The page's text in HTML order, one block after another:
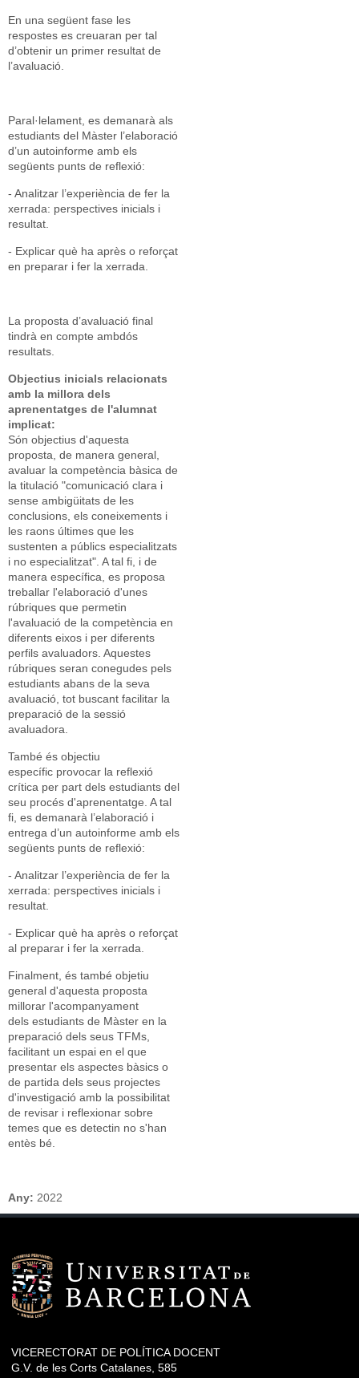
En una següent fase les
respostes es creuaran per tal
d’obtenir un primer resultat de
l’avaluació.
Paral·lelament, es demanarà als
estudiants del Màster l’elaboració
d’un autoinforme amb els
següents punts de reflexió:
- Analitzar l’experiència de fer la
xerrada: perspectives inicials i
resultat.
- Explicar què ha après o reforçat
en preparar i fer la xerrada.
La proposta d’avaluació final
tindrà en compte ambdós
resultats.
Objectius inicials relacionats
amb la millora dels
aprenentatges de l'alumnat
implicat:
Són objectius d'aquesta
proposta, de manera general,
avaluar la competència bàsica de
la titulació "comunicació clara i
sense ambigüitats de les
conclusions, els coneixements i
les raons últimes que les
sustenten a públics especialitzats
i no especialitzat". A tal fi, i de
manera específica, es proposa
treballar l'elaboració d'unes
rúbriques que permetin
l'avaluació de la competència en
diferents eixos i per diferents
perfils avaluadors. Aquestes
rúbriques seran conegudes pels
estudiants abans de la seva
avaluació, tot buscant facilitar la
preparació de la sessió
avaluadora.
També és objectiu
específic provocar la reflexió
crítica per part dels estudiants del
seu procés d'aprenentatge. A tal
fi, es demanarà l’elaboració i
entrega d’un autoinforme amb els
següents punts de reflexió:
- Analitzar l’experiència de fer la
xerrada: perspectives inicials i
resultat.
- Explicar què ha après o reforçat
al preparar i fer la xerrada.
Finalment, és també objetiu
general d'aquesta proposta
millorar l'acompanyament
dels estudiants de Màster en la
preparació dels seus TFMs,
facilitant un espai en el que
presentar els aspectes bàsics o
de partida dels seus projectes
d'investigació amb la possibilitat
de revisar i reflexionar sobre
temes que es detectin no s'han
entès bé.
Any: 2022
VICERECTORAT DE POLÍTICA DOCENT
G.V. de les Corts Catalanes, 585